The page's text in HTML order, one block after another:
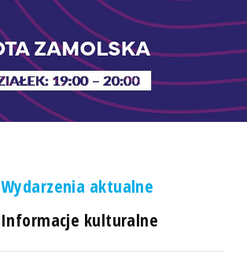
Wydarzenia aktualne
Informacje kulturalne